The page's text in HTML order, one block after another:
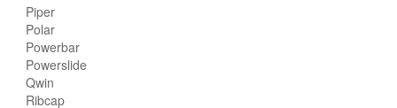
Piper
Polar
Powerbar
Powerslide
Qwin
Ribcap